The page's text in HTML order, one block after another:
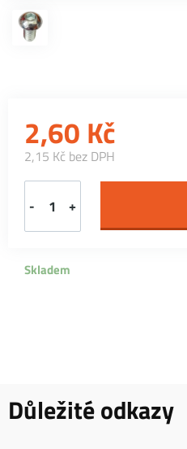
2,60 Kč
2,15 Kč bez DPH
- +
Skladem
Důležité odkazy